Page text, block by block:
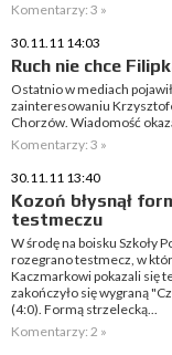
Komentarzy: 3 »
30.11.11 14:03
Ruch nie chce
Ostatnio w mediach
zainteresowaniu
Chorzów. Wiadomość
Komentarzy: 3 »
30.11.11 13:40
Kozoń błysnął
testmeczu
W środę na boisku Szkoły
rozegrano testmecz, w
Kaczmarkowi pokazali się
zakończyło się wygraną
(4:0). Formą strzelecką...
Komentarzy: 2 »